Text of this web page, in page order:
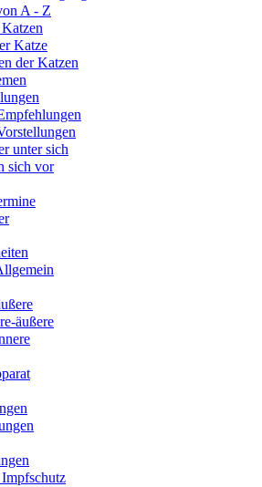
A - Z
Katze
der Katzen
unter sich
sich vor
äußere